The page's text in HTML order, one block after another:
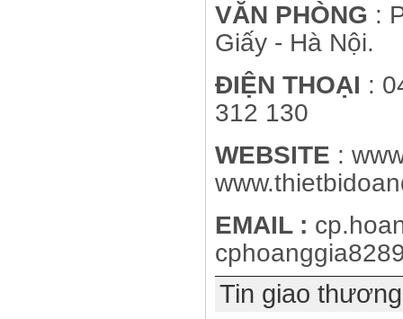
VĂN PHÒNG :
Giấy - Hà Nội.
ĐIỆN THOẠI :
312 130
WEBSITE :
EMAIL :
Tin giao